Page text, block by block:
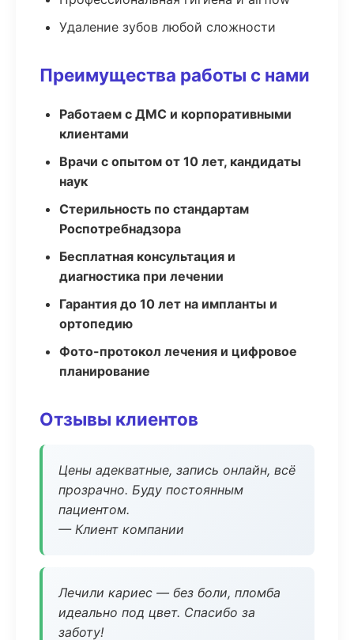
Удаление зубов любой сложности
Преимущества работы с нами
Работаем с ДМС и корпоративными
клиентами
Врачи с опытом от 10 лет, кандидаты
наук
Стерильность по стандартам
Роспотребнадзора
Бесплатная консультация и
диагностика при лечении
Гарантия до 10 лет на импланты и
ортопедию
Фото-протокол лечения и цифровое
планирование
Отзывы клиентов
Цены адекватные, запись онлайн, всё
прозрачно. Буду постоянным
пациентом.
— Клиент компании
Лечили кариес — без боли, пломба
идеально под цвет. Спасибо за
заботу!